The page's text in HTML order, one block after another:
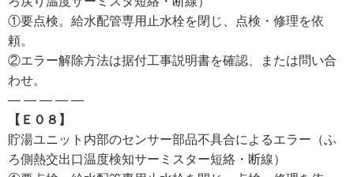
①要点検。給水配管専用止水栓を閉じ、点検・修理を依
頼。
②エラー解除方法は据付工事説明書を確認、または問い合
わせ。
— — — — —
【Ｅ０８】
貯湯ユニット内部のセンサー部品不具合によるエラー（ふ
ろ側熱交出口温度検知サーミスター短絡・断線）